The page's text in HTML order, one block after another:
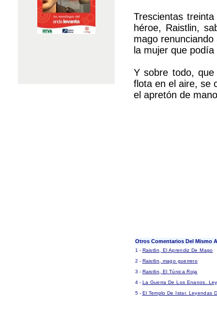
Trescientas
héroe, Raistlin,
mago
la mujer que
Y sobre todo,
flota en el aire, se
el apretón de
Otros Comentarios Del Mismo
1 - Raistlin, El Aprendiz De Mago
2 - Raistlin, mago guerrero
3 - Raistlin, El Túnica Roja
4 - La Guerra De Los Enanos.
5 - El Templo De Istar. Leyendas